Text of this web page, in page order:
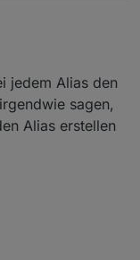
haben...
jedem Alias den
sagen,
Alias erstellen